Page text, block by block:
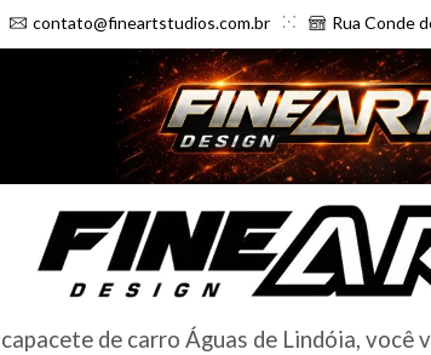
contato@fineartstudios.com.br Rua Conde
de carro Águas de Lindóia,